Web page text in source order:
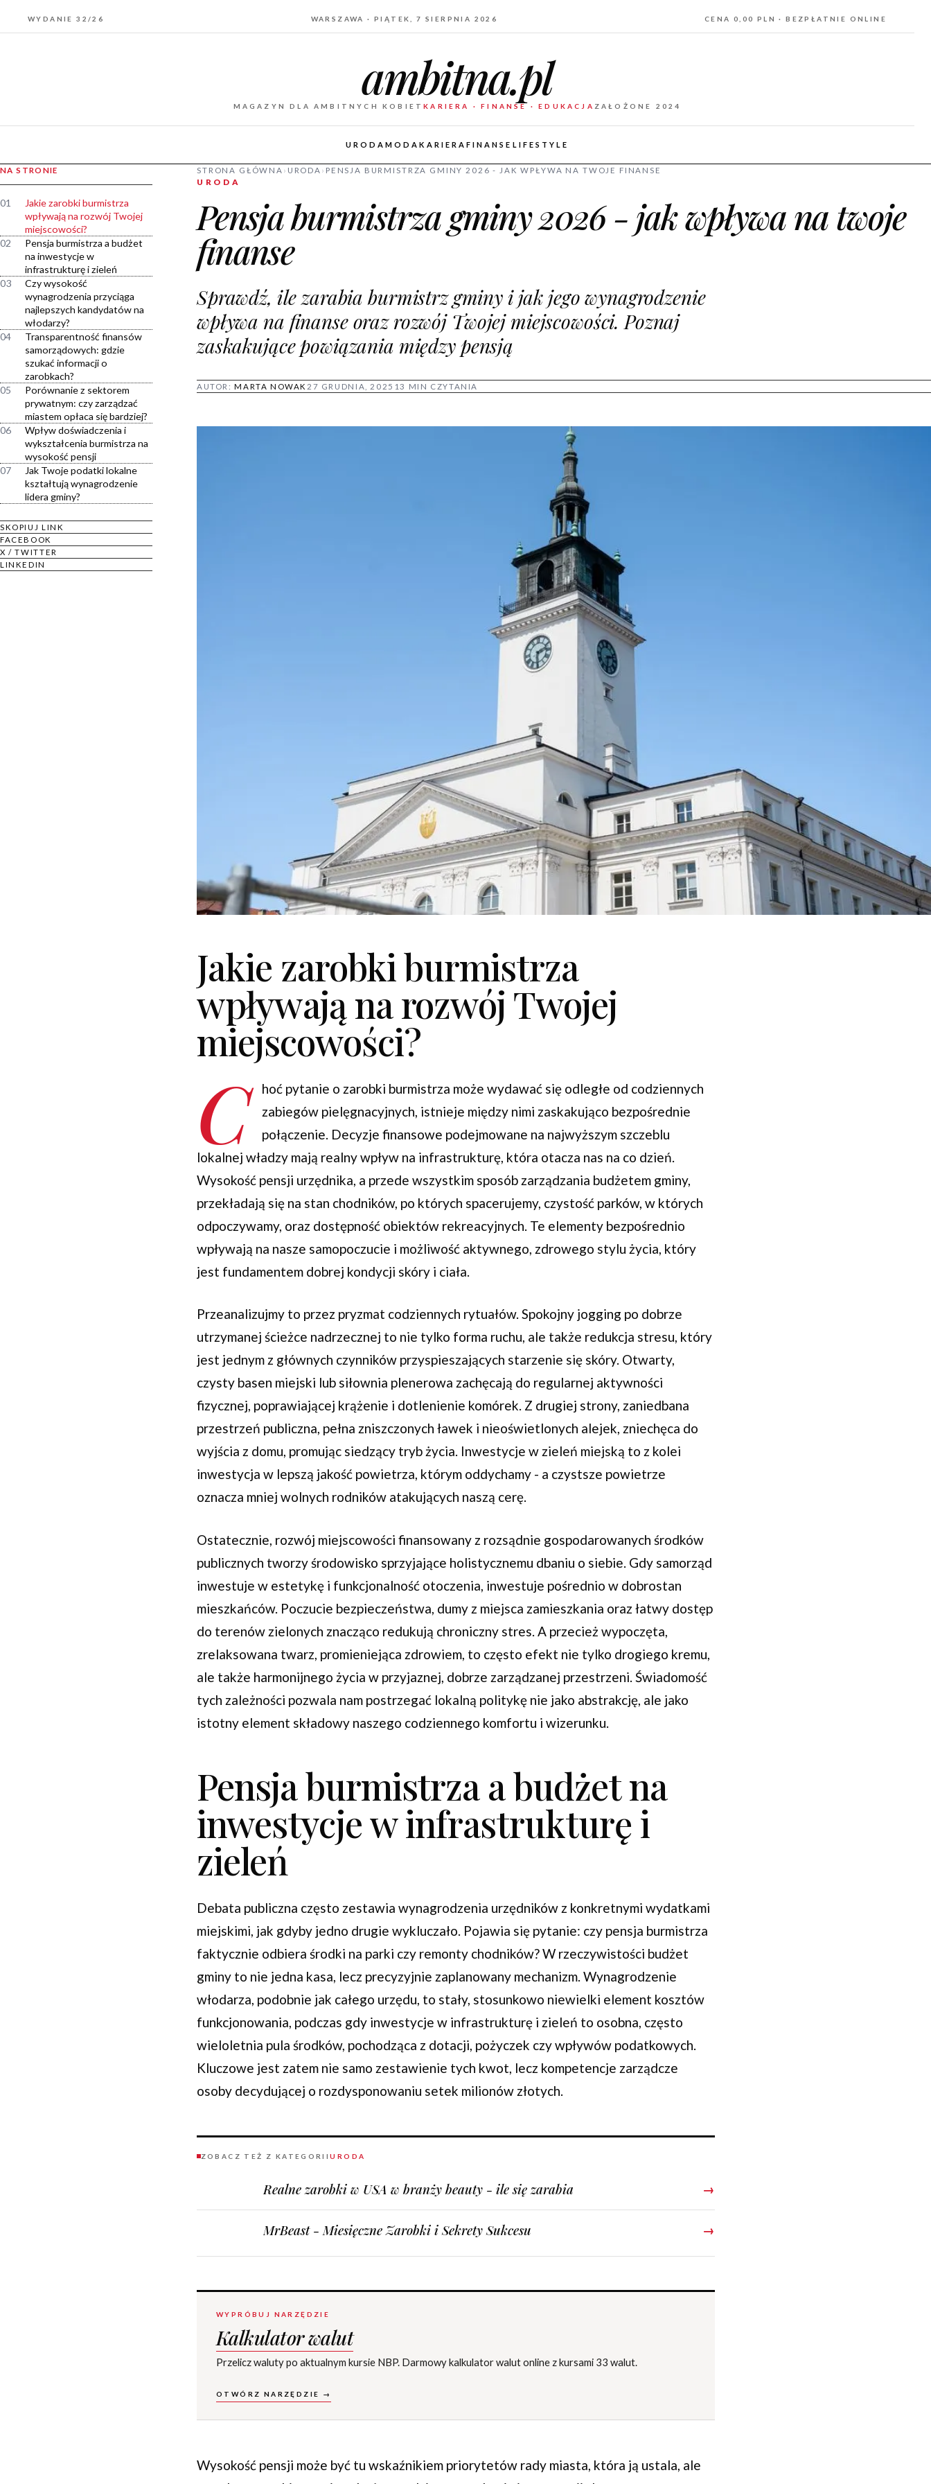
WYDANIE 32/26 WARSZAWA · PIĄTEK, 7 SIERPNIA 2026 CENA 0,00 PLN · BEZPŁATNIE ONLINE
ambitna.pl
MAGAZYN DLA AMBITNYCH KOBIETKARIERA · FINANSE · EDUKACJA ZAŁOŻONE 2024
URODAMODAKARIERA FINANSE LIFESTYLE
NA STRONIE
01
Jakie zarobki burmistrza
wpływają na rozwój Twojej
miejscowości?
02
Pensja burmistrza a budżet
na inwestycje w
infrastrukturę i zieleń
03
Czy wysokość
wynagrodzenia przyciąga
najlepszych kandydatów na
włodarzy?
04
Transparentność finansów
samorządowych: gdzie
szukać informacji o
zarobkach?
05
Porównanie z sektorem
prywatnym: czy zarządzać
miastem opłaca się bardziej?
06
Wpływ doświadczenia i
wykształcenia burmistrza na
wysokość pensji
07
Jak Twoje podatki lokalne
kształtują wynagrodzenie
lidera gminy?
SKOPIUJ LINK
FACEBOOK
X / TWITTER
LINKEDIN
STRONA GŁÓWNA › URODA › PENSJA BURMISTRZA GMINY 2026 - JAK WPŁYWA NA TWOJE FINANSE
URODA
Pensja burmistrza gminy 2026 - jak wpływa na twoje
finanse
Sprawdź, ile zarabia burmistrz gminy i jak jego wynagrodzenie
wpływa na finanse oraz rozwój Twojej miejscowości. Poznaj
zaskakujące powiązania między pensją
AUTOR:MARTA NOWAK 27 GRUDNIA, 2025 13 MIN CZYTANIA
Jakie zarobki burmistrza
wpływają na rozwój Twojej
miejscowości?
C
hoć pytanie o zarobki burmistrza może wydawać się odległe od codziennych
zabiegów pielęgnacyjnych, istnieje między nimi zaskakująco bezpośrednie
połączenie. Decyzje finansowe podejmowane na najwyższym szczeblu
lokalnej władzy mają realny wpływ na infrastrukturę, która otacza nas na co dzień.
Wysokość pensji urzędnika, a przede wszystkim sposób zarządzania budżetem gminy,
przekładają się na stan chodników, po których spacerujemy, czystość parków, w których
odpoczywamy, oraz dostępność obiektów rekreacyjnych. Te elementy bezpośrednio
wpływają na nasze samopoczucie i możliwość aktywnego, zdrowego stylu życia, który
jest fundamentem dobrej kondycji skóry i ciała.
Przeanalizujmy to przez pryzmat codziennych rytuałów. Spokojny jogging po dobrze
utrzymanej ścieżce nadrzecznej to nie tylko forma ruchu, ale także redukcja stresu, który
jest jednym z głównych czynników przyspieszających starzenie się skóry. Otwarty,
czysty basen miejski lub siłownia plenerowa zachęcają do regularnej aktywności
fizycznej, poprawiającej krążenie i dotlenienie komórek. Z drugiej strony, zaniedbana
przestrzeń publiczna, pełna zniszczonych ławek i nieoświetlonych alejek, zniechęca do
wyjścia z domu, promując siedzący tryb życia. Inwestycje w zieleń miejską to z kolei
inwestycja w lepszą jakość powietrza, którym oddychamy - a czystsze powietrze
oznacza mniej wolnych rodników atakujących naszą cerę.
Ostatecznie, rozwój miejscowości finansowany z rozsądnie gospodarowanych środków
publicznych tworzy środowisko sprzyjające holistycznemu dbaniu o siebie. Gdy samorząd
inwestuje w estetykę i funkcjonalność otoczenia, inwestuje pośrednio w dobrostan
mieszkańców. Poczucie bezpieczeństwa, dumy z miejsca zamieszkania oraz łatwy dostęp
do terenów zielonych znacząco redukują chroniczny stres. A przecież wypoczęta,
zrelaksowana twarz, promieniejąca zdrowiem, to często efekt nie tylko drogiego kremu,
ale także harmonijnego życia w przyjaznej, dobrze zarządzanej przestrzeni. Świadomość
tych zależności pozwala nam postrzegać lokalną politykę nie jako abstrakcję, ale jako
istotny element składowy naszego codziennego komfortu i wizerunku.
Pensja burmistrza a budżet na
inwestycje w infrastrukturę i
zieleń
Debata publiczna często zestawia wynagrodzenia urzędników z konkretnymi wydatkami
miejskimi, jak gdyby jedno drugie wykluczało. Pojawia się pytanie: czy pensja burmistrza
faktycznie odbiera środki na parki czy remonty chodników? W rzeczywistości budżet
gminy to nie jedna kasa, lecz precyzyjnie zaplanowany mechanizm. Wynagrodzenie
włodarza, podobnie jak całego urzędu, to stały, stosunkowo niewielki element kosztów
funkcjonowania, podczas gdy inwestycje w infrastrukturę i zieleń to osobna, często
wieloletnia pula środków, pochodząca z dotacji, pożyczek czy wpływów podatkowych.
Kluczowe jest zatem nie samo zestawienie tych kwot, lecz kompetencje zarządcze
osoby decydującej o rozdysponowaniu setek milionów złotych.
ZOBACZ TEŻ Z KATEGORIIURODA
Realne zarobki w USA w branży beauty - ile się zarabia →
MrBeast - Miesięczne Zarobki i Sekrety Sukcesu →
WYPRÓBUJ NARZĘDZIE
Kalkulator walut
Przelicz waluty po aktualnym kursie NBP. Darmowy kalkulator walut online z kursami 33 walut.
OTWÓRZ NARZĘDZIE →
Wysokość pensji może być tu wskaźnikiem priorytetów rady miasta, która ją ustala, ale